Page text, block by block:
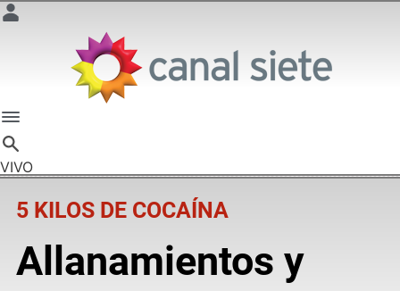
VIVO
5 KILOS DE COCAÍNA
Allanamientos y